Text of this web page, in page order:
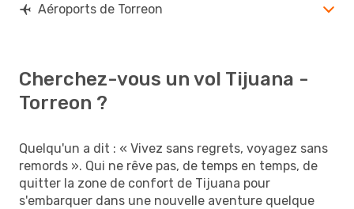
Aéroports de Torreon
Cherchez-vous un vol Tijuana -
Torreon ?
Quelqu'un a dit : « Vivez sans regrets, voyagez sans
remords ». Qui ne rêve pas, de temps en temps, de
quitter la zone de confort de Tijuana pour
s'embarquer dans une nouvelle aventure quelque